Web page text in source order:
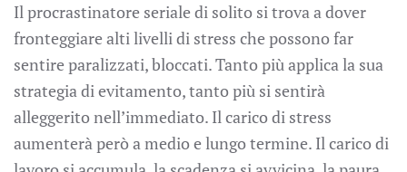
Il procrastinatore seriale di solito si trova a dover
fronteggiare alti livelli di stress che possono far
sentire paralizzati, bloccati. Tanto più applica la sua
strategia di evitamento, tanto più si sentirà
alleggerito nell’immediato. Il carico di stress
aumenterà però a medio e lungo termine. Il carico di